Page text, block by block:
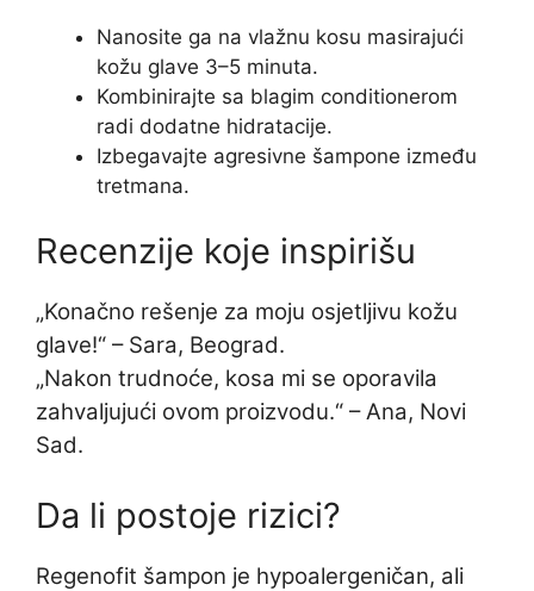
Nanosite ga na vlažnu kosu masirajući
kožu glave 3–5 minuta.
Kombinirajte sa blagim conditionerom
radi dodatne hidratacije.
Izbegavajte agresivne šampone između
tretmana.
Recenzije koje inspirišu
„Konačno rešenje za moju osjetljivu kožu
glave!“ – Sara, Beograd.
„Nakon trudnoće, kosa mi se oporavila
zahvaljujući ovom proizvodu.“ – Ana, Novi
Sad.
Da li postoje rizici?
Regenofit šampon je hypoalergeničan, ali